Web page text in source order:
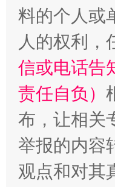
“蜀中异人”王建
料的个人或
人的权利，
信或电话告
责任自负）
布，让相关
举报的内容
观点和对其